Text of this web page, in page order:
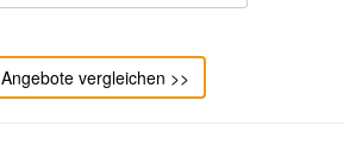
Angebote vergleichen >>